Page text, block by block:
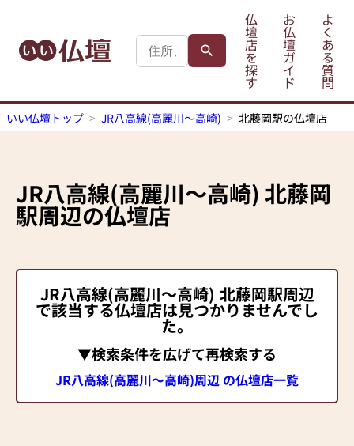
仏
壇
店
を
探
す
お
仏
壇
ガ
イ
ド
よ
く
あ
る
質
問
いい仏壇トップ JR八高線(高麗川～高崎) 北藤岡駅の仏壇店
JR八高線(高麗川～高崎) 北藤岡
駅周辺の仏壇店
JR八高線(高麗川～高崎) 北藤岡駅周辺
で該当する仏壇店は見つかりませんでし
た。
▼検索条件を広げて再検索する
JR八高線(高麗川～高崎)周辺 の仏壇店一覧